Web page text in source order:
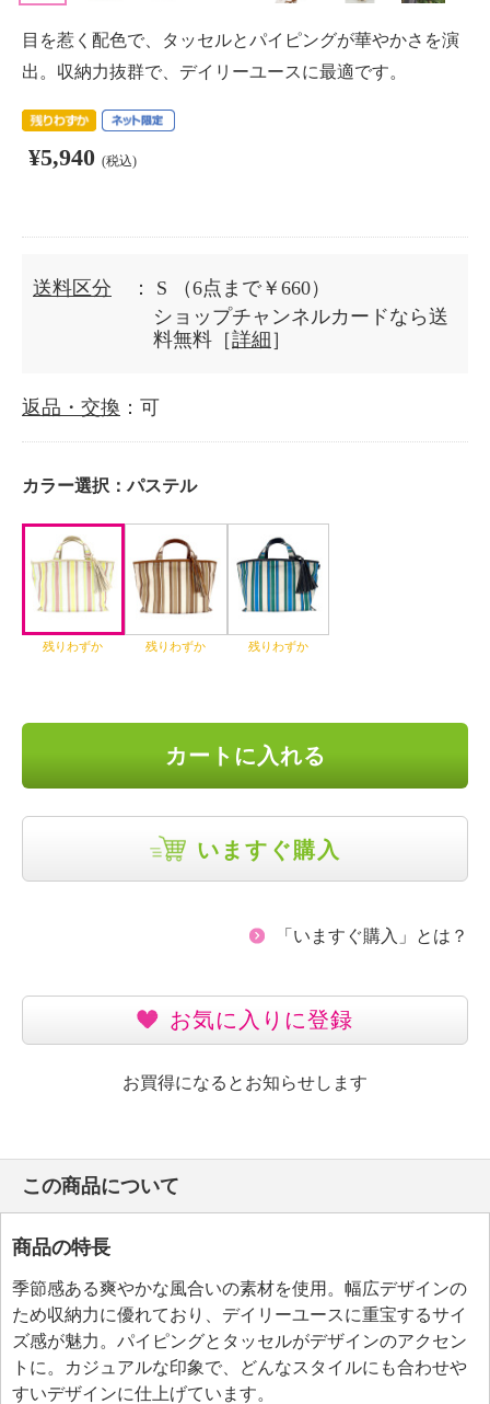
目を惹く配色で、タッセルとパイピングが華やかさを演
出。収納力抜群で、デイリーユースに最適です。
¥5,940 (税込)
送料区分 ： S
（6点まで￥660）
ショップチャンネルカードなら送
料無料［詳細 ］
返品・交換 ：可
カラー選択：パステル
残りわずか 残りわずか 残りわずか
カートに入れる
いますぐ購入
「いますぐ購入」とは？
お気に入りに登録
お買得になるとお知らせします
この商品について
商品の特長
季節感ある爽やかな風合いの素材を使用。幅広デザインの
ため収納力に優れており、デイリーユースに重宝するサイ
ズ感が魅力。パイピングとタッセルがデザインのアクセン
トに。カジュアルな印象で、どんなスタイルにも合わせや
すいデザインに仕上げています。